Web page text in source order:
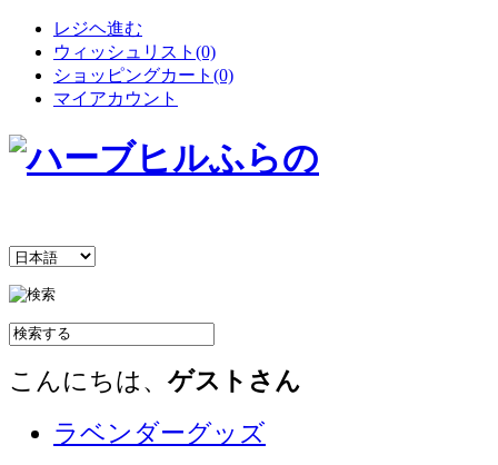
レジヘ進む
ウィッシュリスト(0)
ショッピングカート(0)
マイアカウント
こんにちは、 ゲストさん
ラベンダーグッズ